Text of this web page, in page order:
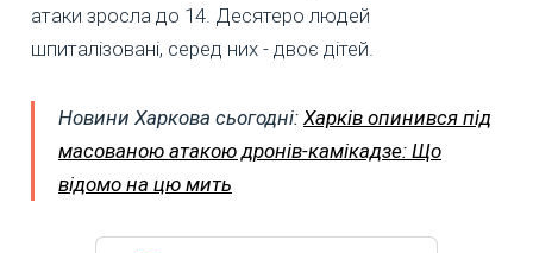
атаки зросла до 14. Десятеро людей
шпиталізовані, серед них - двоє дітей.
Новини Харкова сьогодні: Харків опинився під
масованою атакою дронів-камікадзе: Що
відомо на цю мить